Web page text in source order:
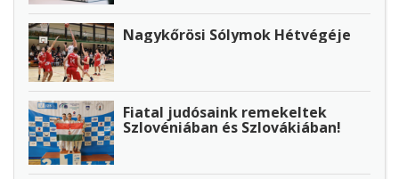
Nagykőrösi Sólymok Hétvégéje
Fiatal judósaink remekeltek
Szlovéniában és Szlovákiában!